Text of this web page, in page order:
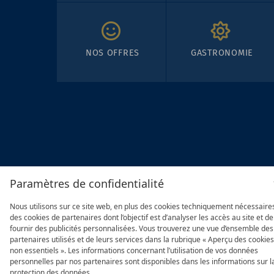
Paramètres de confidentialité
Nous utilisons sur ce site web, en plus des cookies techniquement
des cookies de partenaires dont l’objectif est d’analyser les accès au site et de
fournir des publicités personnalisées. Vous trouverez une vue d’ensemble des
partenaires utilisés et de leurs services dans la rubrique « Aperçu des cookies
non essentiels ». Les informations concernant l’utilisation de vos données
personnelles par nos partenaires sont disponibles dans les informations sur
NOS OFFRES GASTRONOMIE